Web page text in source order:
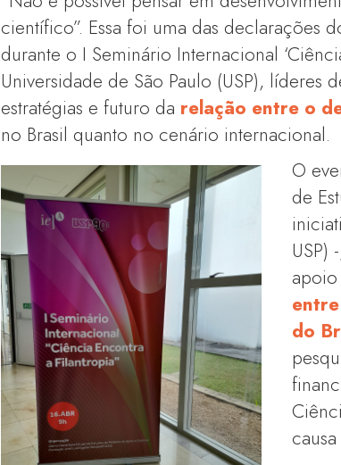
científico”. Essa foi uma das declarações
durante o I Seminário Internacional
Universidade de São Paulo (USP), líderes
estratégias e futuro da relação entre o
no Brasil quanto no cenário internacional.
O
de
USP)
do